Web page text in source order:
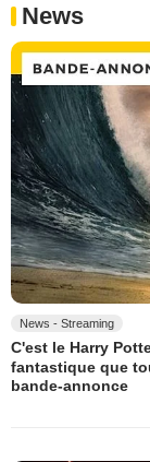
News
News - Streaming
C'est le Harry
fantastique que
bande-annonce